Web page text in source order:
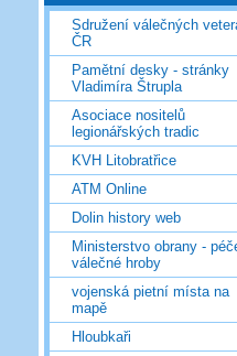
Sdružení válečných
ČR
Pamětní desky - stránky
Vladimíra Štrupla
Asociace nositelů
legionářských tradic
KVH Litobratřice
ATM Online
Dolin history web
Ministerstvo obrany -
válečné hroby
vojenská pietní místa na
mapě
Hloubkaři